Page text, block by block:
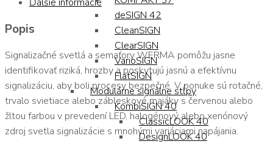
deSIGN 42
CleanSIGN
ClearSIGN
VarioSIGN
FlatSIGN
Modulárne signálne stĺpy
KombiSIGN 40
ClassicLOOK 40
DesignLOOK 40
Popis
Signalizačné svetlá a semafory WERMA pomôžu jasne
identifikovať riziká, hrozby a poskytujú jasnú a efektívnu
signalizáciu, aby boli procesy bezpečné. V ponuke sú rotačné,
trvalo svietiace alebo zábleskové majáky s červenou alebo
žltou farbou v prevedení LED, halogénový alebo xenónový
zdroj svetla signalizácie s mnohými variáciami napájania.